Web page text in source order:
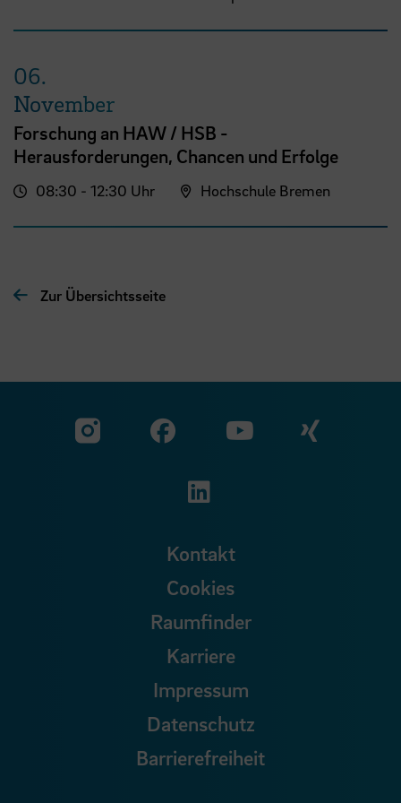
06.
November
Forschung an HAW / HSB -
Herausforderungen, Chancen und Erfolge
08:30 - 12:30 Uhr Hochschule Bremen
Zur Übersichtsseite
Zu unserer Facebook
Zu
Zu unserer
Kontakt
Cookies
Raumfinder
Karriere
Impressum
Datenschutz
Barrierefreiheit